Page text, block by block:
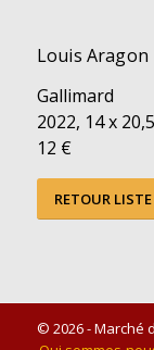
Louis Aragon
Gallimard
2022, 14 x
12 €
RETOUR LISTE
© 2026 - Marché